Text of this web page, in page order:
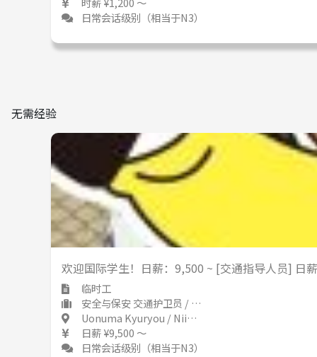
日常会话级别（相当于N3）
无需经验
欢迎国际学生！日薪：9,500 ~ [交通指导人员] 日
临时工
安全与保安 交通护卫员 / 保安人员
Uonuma Kyuryou / Niigata 魚沼丘陵 / 新潟県
日薪 ¥9,500 ～
日常会话级别（相当于N3）